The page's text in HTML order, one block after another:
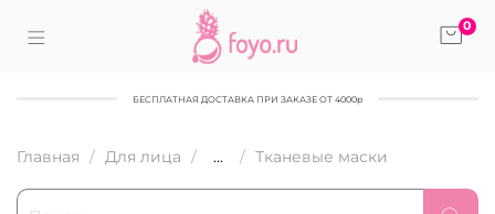
0
БЕСПЛАТНАЯ ДОСТАВКА ПРИ ЗАКАЗЕ ОТ 4000р
Главная Для лица ... Тканевые маски